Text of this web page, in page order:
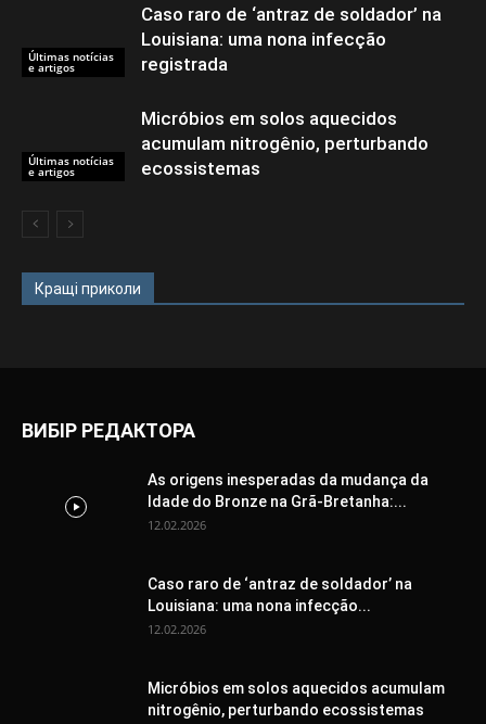
Últimas notícias
e artigos
Caso raro de ‘antraz de soldador’ na
Louisiana: uma nona infecção
registrada
Últimas notícias
e artigos
Micróbios em solos aquecidos
acumulam nitrogênio, perturbando
ecossistemas
Кращі приколи
ВИБІР РЕДАКТОРА
As origens inesperadas da mudança da
Idade do Bronze na Grã-Bretanha:...
12.02.2026
Caso raro de ‘antraz de soldador’ na
Louisiana: uma nona infecção...
12.02.2026
Micróbios em solos aquecidos acumulam
nitrogênio, perturbando ecossistemas